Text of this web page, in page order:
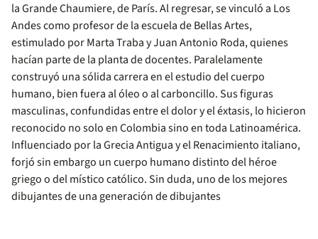
la Grande Chaumiere, de París. Al regresar, se vinculó a Los
Andes como profesor de la escuela de Bellas Artes,
estimulado por Marta Traba y Juan Antonio Roda, quienes
hacían parte de la planta de docentes. Paralelamente
construyó una sólida carrera en el estudio del cuerpo
humano, bien fuera al óleo o al carboncillo. Sus figuras
masculinas, confundidas entre el dolor y el éxtasis, lo hicieron
reconocido no solo en Colombia sino en toda Latinoamérica.
Influenciado por la Grecia Antigua y el Renacimiento italiano,
forjó sin embargo un cuerpo humano distinto del héroe
griego o del místico católico. Sin duda, uno de los mejores
dibujantes de una generación de dibujantes